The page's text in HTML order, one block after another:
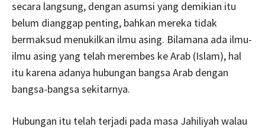
secara langsung, dengan asumsi yang demikian itu
belum dianggap penting, bahkan mereka tidak
bermaksud menukilkan ilmu asing. Bilamana ada ilmu-
ilmu asing yang telah merembes ke Arab (Islam), hal
itu karena adanya hubungan bangsa Arab dengan
bangsa-bangsa sekitarnya.
Hubungan itu telah terjadi pada masa Jahiliyah walau